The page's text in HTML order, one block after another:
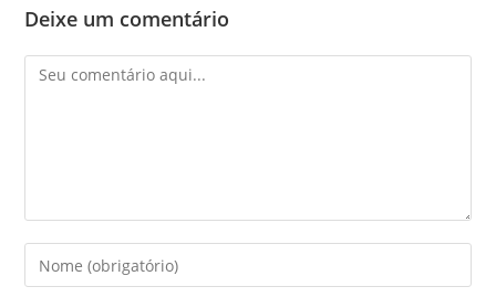
Deixe um comentário